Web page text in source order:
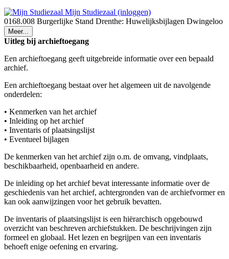
Mijn Studiezaal (inloggen)
0168.008 Burgerlijke Stand Drenthe: Huwelijksbijlagen Dwingeloo
Meer...
Uitleg bij archieftoegang
Een archieftoegang geeft uitgebreide informatie over een bepaald
archief.
Een archieftoegang bestaat over het algemeen uit de navolgende
onderdelen:
• Kenmerken van het archief
• Inleiding op het archief
• Inventaris of plaatsingslijst
• Eventueel bijlagen
De kenmerken van het archief zijn o.m. de omvang, vindplaats,
beschikbaarheid, openbaarheid en andere.
De inleiding op het archief bevat interessante informatie over de
geschiedenis van het archief, achtergronden van de archiefvormer en
kan ook aanwijzingen voor het gebruik bevatten.
De inventaris of plaatsingslijst is een hiërarchisch opgebouwd
overzicht van beschreven archiefstukken. De beschrijvingen zijn
formeel en globaal. Het lezen en begrijpen van een inventaris
behoeft enige oefening en ervaring.